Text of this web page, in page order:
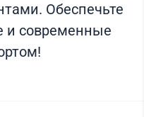
Обеспечьте
и современные